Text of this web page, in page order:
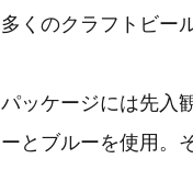
多くのクラフトビー
パッケージには先入
ーとブルーを使用。